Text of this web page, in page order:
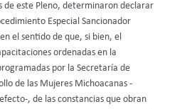
de este Pleno, determinaron declarar
Especial Sancionador
el sentido de que, si bien, el
ordenadas en la
por la Secretaría de
de las Mujeres Michoacanas -
, de las constancias que obran